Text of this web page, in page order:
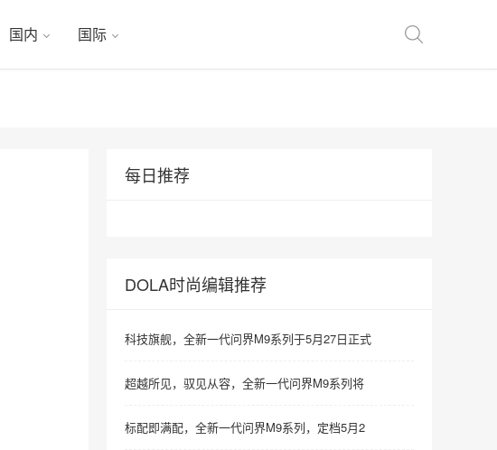
国内 国际
每日推荐
DOLA时尚编辑推荐
科技旗舰，全新一代问界M9系列于5月27日正式
超越所见，驭见从容，全新一代问界M9系列将
标配即满配，全新一代问界M9系列，定档5月2